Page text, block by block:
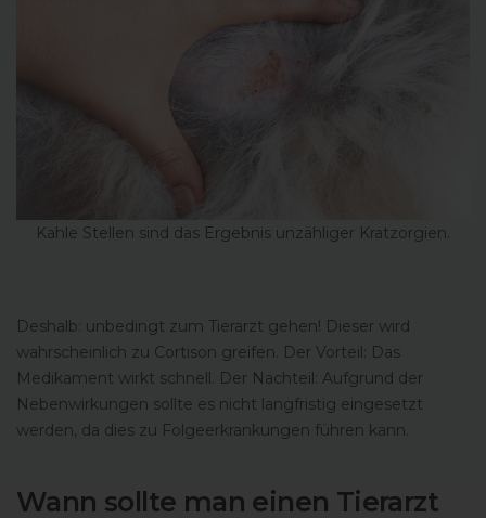
Kahle Stellen sind das Ergebnis unzähliger Kratzorgien.
Deshalb: unbedingt zum Tierarzt gehen! Dieser wird
wahrscheinlich zu Cortison greifen. Der Vorteil: Das
Medikament wirkt schnell. Der Nachteil: Aufgrund der
Nebenwirkungen sollte es nicht langfristig eingesetzt
werden, da dies zu Folgeerkrankungen führen kann.
Wann sollte man einen Tierarzt